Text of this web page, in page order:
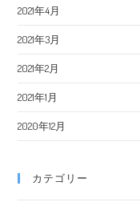
2021年4月
2021年3月
2021年2月
2021年1月
2020年12月
カテゴリー